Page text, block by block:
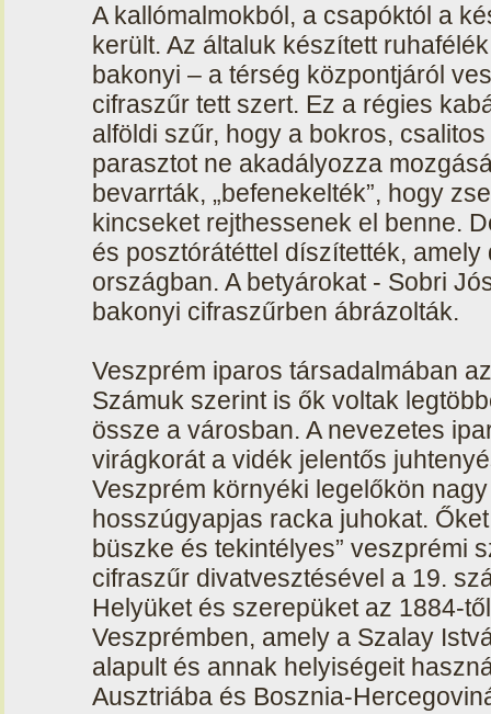
A kallómalmokból, a csapóktól a
került. Az általuk készített
bakonyi – a térség központjáról
cifraszűr tett szert. Ez a régies
alföldi szűr, hogy a bokros,
parasztot ne akadályozza
bevarrták, „befenekelték”, hogy
kincseket rejthessenek el benne.
és posztórátéttel díszítették,
országban. A betyárokat - Sobri
bakonyi cifraszűrben ábrázolták.
Veszprém iparos társadalmában
Számuk szerint is ők voltak
össze a városban. A nevezetes
virágkorát a vidék jelentős
Veszprém környéki legelőkön
hosszúgyapjas racka juhokat.
büszke és tekintélyes” veszprémi
cifraszűr divatvesztésével a 19.
Helyüket és szerepüket az 1884-
Veszprémben, amely a Szalay
alapult és annak helyiségeit
Ausztriába és Bosznia-